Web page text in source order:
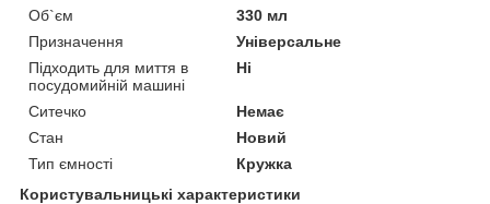
Об`єм
330 мл
Призначення
Універсальне
Підходить для миття в
посудомийній машині
Ні
Ситечко
Немає
Стан
Новий
Тип ємності
Кружка
Користувальницькі характеристики